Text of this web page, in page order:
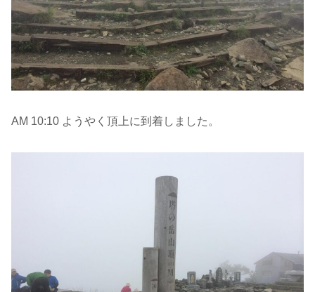
AM 10:10 ようやく頂上に到着しました。